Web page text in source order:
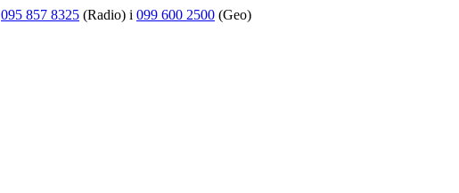
095 857 8325 (Radio) i 099 600 2500 (Geo)